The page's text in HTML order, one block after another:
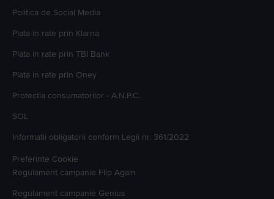
Politica de Social Media
Plata in rate prin Klarna
Plata in rate prin TBI Bank
Plata in rate prin Oney
Protectia consumatorilor - A.N.P.C.
SOL
Informatii obligatorii conform Legii nr. 361/2022
Preferinte Cookie
Regulament campanie Flip Again
Regulament campanie Genius